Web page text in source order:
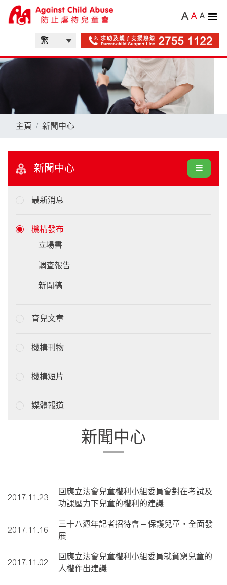
A A A
主頁 新聞中心
新聞中心
最新消息
機構發布
立場書
調查報告
新聞稿
育兒文章
機構刊物
機構短片
媒體報道
新聞中心
2017.11.23
回應立法會兒童權利小組委員會對在考試及
功課壓力下兒童的權利的建議
2017.11.16
三十八週年記者招待會 – 保護兒童‧全面發
展
2017.11.02
回應立法會兒童權利小組委員就貧窮兒童的
人權作出建議